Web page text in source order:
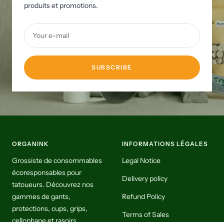
produits et promotions.
Your e-mail
SUBSCRIBE
ORGANINK
Grossiste de consommables
écoresponsables pour
tatoueurs. Découvrez nos
gammes de gants,
protections, cups, grips,
INFORMATIONS LÉGALES
Legal Notice
Delivery policy
Refund Policy
Terms of Sales